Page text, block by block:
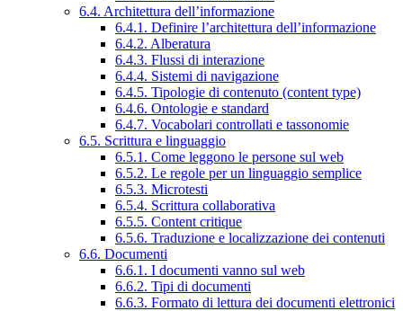
6.4. Architettura dell’informazione
6.4.1. Definire l’architettura dell’informazione
6.4.2. Alberatura
6.4.3. Flussi di interazione
6.4.4. Sistemi di navigazione
6.4.5. Tipologie di contenuto (content type)
6.4.6. Ontologie e standard
6.4.7. Vocabolari controllati e tassonomie
6.5. Scrittura e linguaggio
6.5.1. Come leggono le persone sul web
6.5.2. Le regole per un linguaggio semplice
6.5.3. Microtesti
6.5.4. Scrittura collaborativa
6.5.5. Content critique
6.5.6. Traduzione e localizzazione dei contenuti
6.6. Documenti
6.6.1. I documenti vanno sul web
6.6.2. Tipi di documenti
6.6.3. Formato di lettura dei documenti elettronici